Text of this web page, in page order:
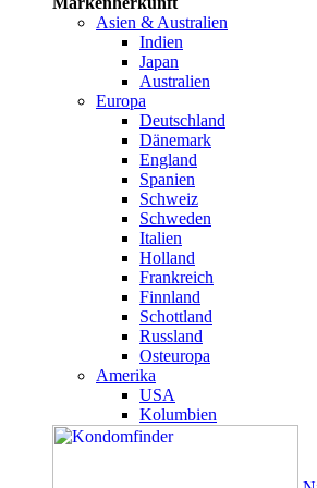
Asien & Australien
Indien
Japan
Australien
Europa
Deutschland
Dänemark
England
Spanien
Schweiz
Schweden
Italien
Holland
Frankreich
Finnland
Schottland
Russland
Osteuropa
Amerika
USA
Kolumbien